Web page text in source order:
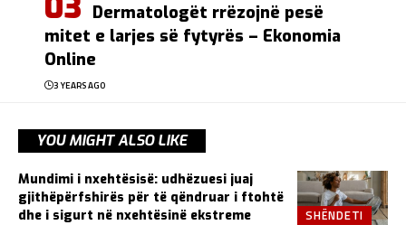
Dermatologët rrëzojnë pesë
mitet e larjes së fytyrës – Ekonomia
Online
3 YEARS AGO
YOU MIGHT ALSO LIKE
SHËNDETI
Mundimi i nxehtësisë: udhëzuesi juaj
gjithëpërfshirës për të qëndruar i ftohtë
dhe i sigurt në nxehtësinë ekstreme